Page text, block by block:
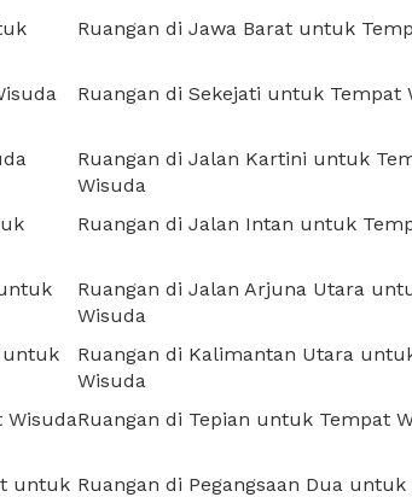
Ruangan di Jawa Barat untuk
Ruangan di Sekejati untuk Tempat
Ruangan di Jalan Kartini untuk
Wisuda
Ruangan di Jalan Intan untuk
Ruangan di Jalan Arjuna Utara
Wisuda
untuk
Ruangan di Kalimantan Utara
Wisuda
WisudaRuangan di Tepian untuk Tempat
untuk Ruangan di Pegangsaan Dua